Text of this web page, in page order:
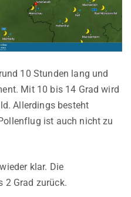
10 Stunden lang und
Mit 10 bis 14 Grad wird
Allerdings besteht
ist auch nicht zu
klar. Die
2 Grad zurück.